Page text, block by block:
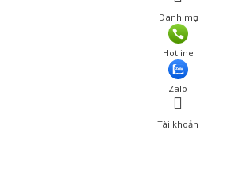
Danh mục
Hotline
Zalo
Tài khoản